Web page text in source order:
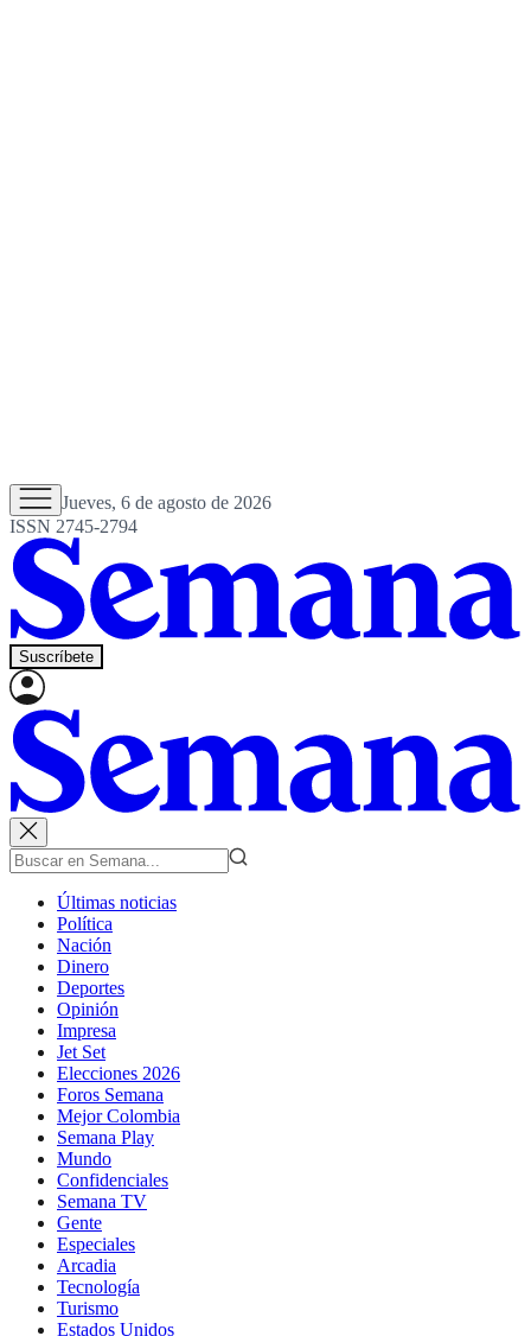
Jueves, 6 de agosto de 2026
ISSN 2745-2794
Suscríbete
Últimas noticias
Política
Nación
Dinero
Deportes
Opinión
Impresa
Jet Set
Elecciones 2026
Foros Semana
Mejor Colombia
Semana Play
Mundo
Confidenciales
Semana TV
Gente
Especiales
Arcadia
Tecnología
Turismo
Estados Unidos